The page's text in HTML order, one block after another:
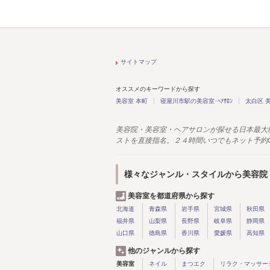
サイトマップ
オススメのキーワードから探す
美容室 本町
寝屋川市駅の美容室･ﾍｱｻﾛﾝ 太白区
美容院・美容室・ヘアサロンが探せる日本最
ストを直接指名。２４時間いつでもネット予
様々なジャンル・スタイルから美容
美容室を都道府県から探す
北海道 青森県 岩手県 宮城県
秋田県
福井県
山梨県 長野県 岐阜県
静岡県
山口県
徳島県 香川県 愛媛県 高知県
他のジャンルから探す
美容室 ネイル まつエク リラク・マッサー